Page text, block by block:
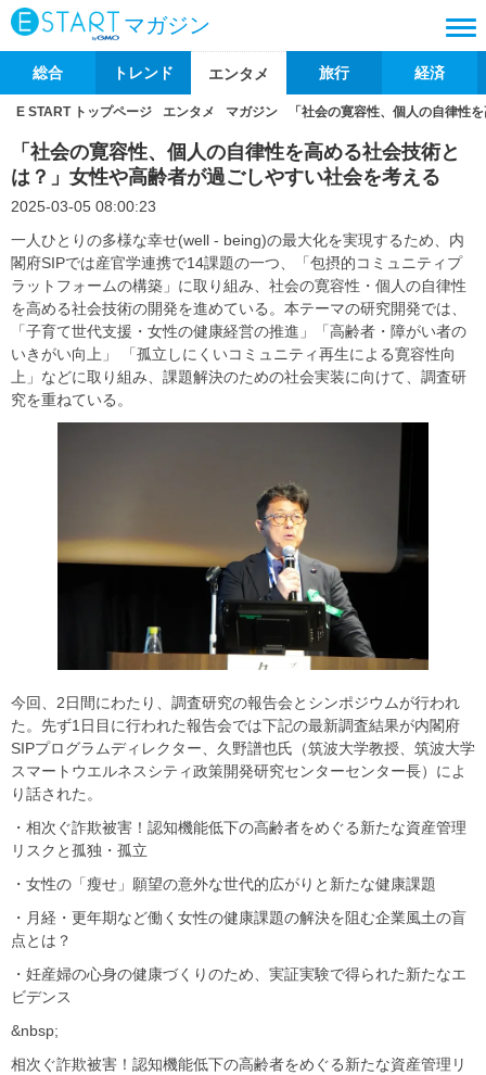
マガジン
総合 トレンド エンタメ 旅行 経済
E START トップページ エンタメ マガジン 「社会の寛容性、個人の自律性
「社会の寛容性、個人の自律性を高める社会技術と
は？」女性や高齢者が過ごしやすい社会を考える
2025-03-05 08:00:23
一人ひとりの多様な幸せ(well - being)の最大化を実現するため、内
閣府SIPでは産官学連携で14課題の一つ、「包摂的コミュニティプ
ラットフォームの構築」に取り組み、社会の寛容性・個人の自律性
を高める社会技術の開発を進めている。本テーマの研究開発では、
「子育て世代支援・女性の健康経営の推進」「高齢者・障がい者の
いきがい向上」 「孤立しにくいコミュニティ再生による寛容性向
上」などに取り組み、課題解決のための社会実装に向けて、調査研
究を重ねている。
今回、2日間にわたり、調査研究の報告会とシンポジウムが行われ
た。先ず1日目に行われた報告会では下記の最新調査結果が内閣府
SIPプログラムディレクター、久野譜也氏（筑波大学教授、筑波大学
スマートウエルネスシティ政策開発研究センターセンター長）によ
り話された。
・相次ぐ詐欺被害！認知機能低下の高齢者をめぐる新たな資産管理
リスクと孤独・孤立
・女性の「瘦せ」願望の意外な世代的広がりと新たな健康課題
・月経・更年期など働く女性の健康課題の解決を阻む企業風土の盲
点とは？
・妊産婦の心身の健康づくりのため、実証実験で得られた新たなエ
ビデンス
&nbsp;
相次ぐ詐欺被害！認知機能低下の高齢者をめぐる新たな資産管理リ